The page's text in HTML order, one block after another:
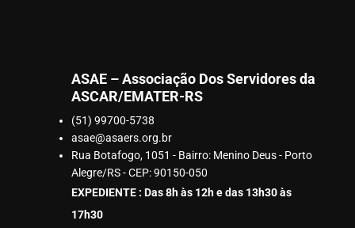
ASAE – Associação Dos Servidores da
ASCAR/EMATER-RS
(51) 99700-5738
asae@asaers.org.br
Rua Botafogo, 1051 - Bairro: Menino Deus - Porto
Alegre/RS - CEP: 90150-050
EXPEDIENTE : Das 8h às 12h e das 13h30 às
17h30